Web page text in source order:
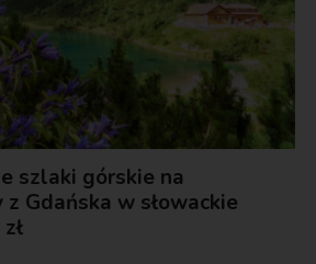
szlaki górskie na
z Gdańska w słowackie